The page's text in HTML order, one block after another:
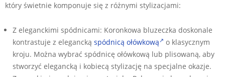
który świetnie komponuje się z różnymi stylizacjami:
Z eleganckimi spódnicami: Koronkowa bluzeczka doskonale
kontrastuje z elegancką spódnicą ołówkową
o klasycznym
kroju. Można wybrać spódnicę ołówkową lub plisowaną, aby
stworzyć elegancką i kobiecą stylizację na specjalne okazje.